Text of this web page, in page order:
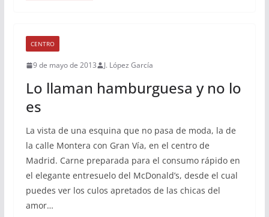
CENTRO
9 de mayo de 2013 J. López García
Lo llaman hamburguesa y no lo
es
La vista de una esquina que no pasa de moda, la de
la calle Montera con Gran Vía, en el centro de
Madrid. Carne preparada para el consumo rápido en
el elegante entresuelo del McDonald’s, desde el cual
puedes ver los culos apretados de las chicas del
amor…